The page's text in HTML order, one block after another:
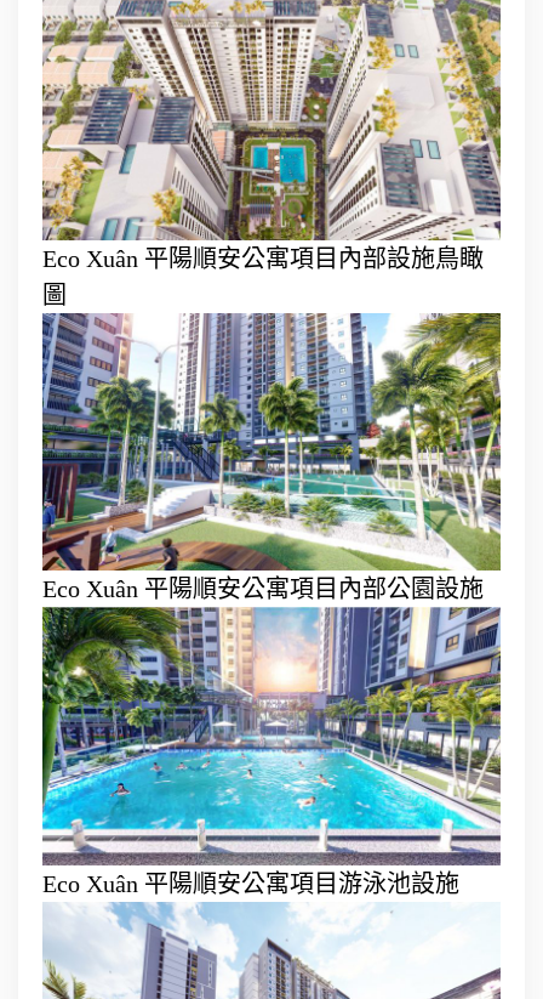
Eco Xuân 平陽順安公寓項目內部設施鳥瞰
圖
Eco Xuân 平陽順安公寓項目內部公園設施
Eco Xuân 平陽順安公寓項目游泳池設施